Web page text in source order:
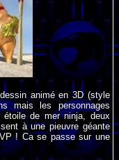
animé en 3D (style
mais les personnages
de mer ninja, deux
à une pieuvre géante
! Ca se passe sur une